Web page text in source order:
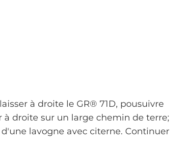
à droite le GR® 71D, pousuivre
à droite sur un large chemin de terre;
lavogne avec citerne. Continuer